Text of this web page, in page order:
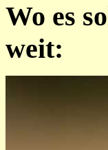
Wo es
weit: